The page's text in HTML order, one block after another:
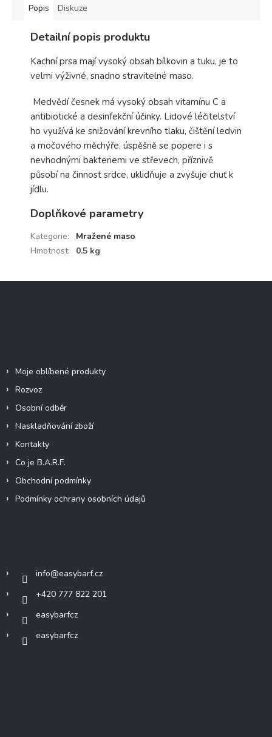
Popis Diskuze
Detailní popis produktu
Kachní prsa mají vysoký obsah bílkovin a tuku, je to
velmi výživné, snadno stravitelné maso.
Medvědí česnek má vysoký obsah vitamínu C a
antibiotické a desinfekční účinky. Lidové léčitelství
ho využívá ke snižování krevního tlaku, čištění ledvin
a močového měchýře, úspěšně se popere i s
nevhodnými bakteriemi ve střevech, příznivě
působí na činnost srdce, uklidňuje a zvyšuje chuť k
jídlu.
Doplňkové parametry
Kategorie:
Mražené maso
Hmotnost: 0.5 kg
Moje oblíbené produkty
Rozvoz
Osobní odběr
Naskladňování zboží
Kontakty
Co je B.A.R.F.
Obchodní podmínky
Podmínky ochrany osobních údajů
info@easybarf.cz
+420 777 822 201
easybarfcz
easybarfcz